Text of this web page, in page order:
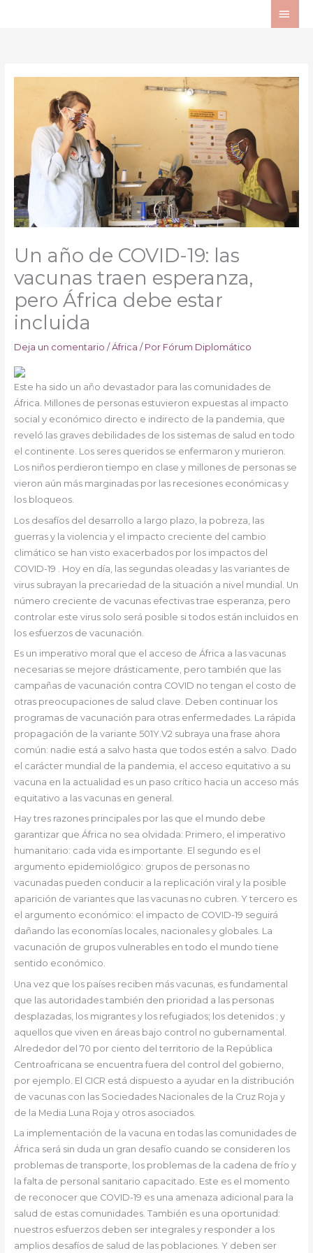
Un año de COVID-19: las
vacunas traen esperanza,
pero África debe estar
incluida
Deja un comentario / África / Por Fórum Diplomático
Este ha sido un año devastador para las comunidades de
África. Millones de personas estuvieron expuestas al impacto
social y económico directo e indirecto de la pandemia, que
reveló las graves debilidades de los sistemas de salud en todo
el continente. Los seres queridos se enfermaron y murieron.
Los niños perdieron tiempo en clase y millones de personas se
vieron aún más marginadas por las recesiones económicas y
los bloqueos.
Los desafíos del desarrollo a largo plazo, la pobreza, las
guerras y la violencia y el impacto creciente del cambio
climático se han visto exacerbados por los impactos del
COVID-19 . Hoy en día, las segundas oleadas y las variantes de
virus subrayan la precariedad de la situación a nivel mundial. Un
número creciente de vacunas efectivas trae esperanza, pero
controlar este virus solo será posible si todos están incluidos en
los esfuerzos de vacunación.
Es un imperativo moral que el acceso de África a las vacunas
necesarias se mejore drásticamente, pero también que las
campañas de vacunación contra COVID no tengan el costo de
otras preocupaciones de salud clave. Deben continuar los
programas de vacunación para otras enfermedades. La rápida
propagación de la variante 501Y.V2 subraya una frase ahora
común: nadie está a salvo hasta que todos estén a salvo. Dado
el carácter mundial de la pandemia, el acceso equitativo a su
vacuna en la actualidad es un paso crítico hacia un acceso más
equitativo a las vacunas en general.
Hay tres razones principales por las que el mundo debe
garantizar que África no sea olvidada: Primero, el imperativo
humanitario: cada vida es importante. El segundo es el
argumento epidemiológico: grupos de personas no
vacunadas pueden conducir a la replicación viral y la posible
aparición de variantes que las vacunas no cubren. Y tercero es
el argumento económico: el impacto de COVID-19 seguirá
dañando las economías locales, nacionales y globales. La
vacunación de grupos vulnerables en todo el mundo tiene
sentido económico.
Una vez que los países reciben más vacunas, es fundamental
que las autoridades también den prioridad a las personas
desplazadas, los migrantes y los refugiados; los detenidos ; y
aquellos que viven en áreas bajo control no gubernamental.
Alrededor del 70 por ciento del territorio de la República
Centroafricana se encuentra fuera del control del gobierno,
por ejemplo. El CICR está dispuesto a ayudar en la distribución
de vacunas con las Sociedades Nacionales de la Cruz Roja y
de la Media Luna Roja y otros asociados.
La implementación de la vacuna en todas las comunidades de
África será sin duda un gran desafío cuando se consideren los
problemas de transporte, los problemas de la cadena de frío y
la falta de personal sanitario capacitado. Este es el momento
de reconocer que COVID-19 es una amenaza adicional para la
salud de estas comunidades. También es una oportunidad:
nuestros esfuerzos deben ser integrales y responder a los
amplios desafíos de salud de las poblaciones. Y deben ser